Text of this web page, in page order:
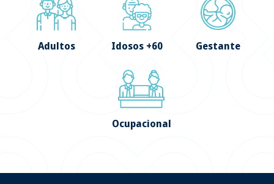
Adultos Idosos +60 Gestante
Ocupacional